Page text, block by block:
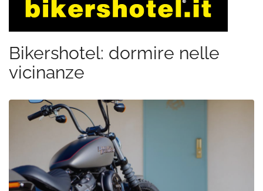
Bikershotel: dormire nelle
vicinanze